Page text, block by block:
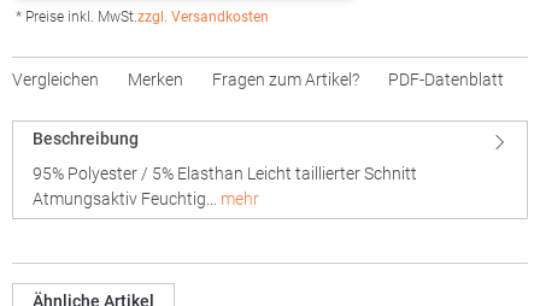
* Preise inkl. MwSt.zzgl. Versandkosten
Vergleichen Merken Fragen zum Artikel? PDF-Datenblatt
Beschreibung
95% Polyester / 5% Elasthan Leicht taillierter Schnitt
Atmungsaktiv Feuchtig… mehr
Ähnliche Artikel